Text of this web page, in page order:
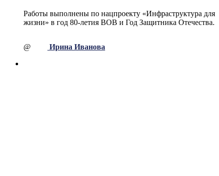
Работы выполнены по нацпроекту «Инфраструктура для
жизни» в год 80-летия ВОВ и Год Защитника Отечества.
@ Ирина Иванова